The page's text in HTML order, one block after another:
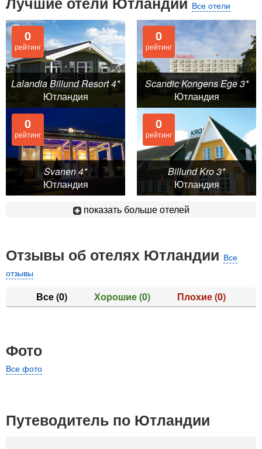
Все отели
0
рейтинг
Lalandia Billund Resort 4*
Ютландия
0
рейтинг
Scandic Kongens Ege 3*
Ютландия
0
рейтинг
Svanen 4*
Ютландия
0
рейтинг
Billund Kro 3*
Ютландия
показать больше отелей
Отзывы об отелях Ютландии Все
отзывы
Все(0) Хорошие(0) Плохие(0)
Фото
Все фото
Путеводитель по Ютландии